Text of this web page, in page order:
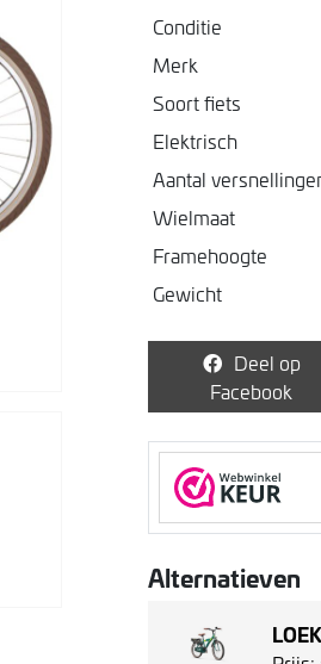
Conditie
Merk
Soort fiets
Elektrisch
Aantal
Wielmaat
Framehoogte
Gewicht
Deel op
Facebook
Alternatieven